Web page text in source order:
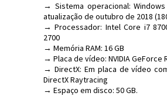
→ Sistema operacional:
atualização de outubro de 2018
→ Processador: Intel Core i7
2700
→ Memória RAM: 16 GB
→ Placa de vídeo: NVIDIA GeForce
→ DirectX: Em placa de vídeo
DirectX Raytracing
→ Espaço em disco: 50 GB.